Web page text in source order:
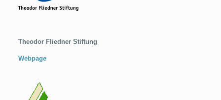
Theodor Fliedner Stiftung
Webpage